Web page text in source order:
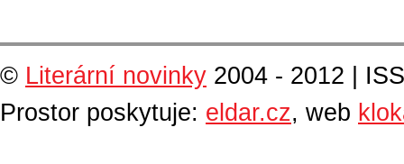
© Literární novinky 2004 - 2012 |
Prostor poskytuje: eldar.cz, web